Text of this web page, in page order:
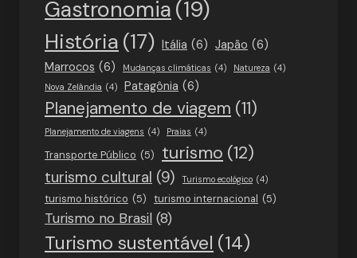
Gastronomia (19)
História (17) Itália (6) Japão (6)
Marrocos (6) Mudanças climáticas (4) Natureza (4)
Nova Zelândia (4) Patagônia (6)
Planejamento de viagem (11)
Planejamento de viagens (4) Praias (4)
Transporte Público (5) turismo (12)
turismo cultural (9) Turismo ecológico (4)
turismo histórico (5) turismo internacional (5)
Turismo no Brasil (8)
Turismo sustentável (14)